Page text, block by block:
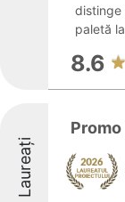
distinge
paletă
8.6
Laureați